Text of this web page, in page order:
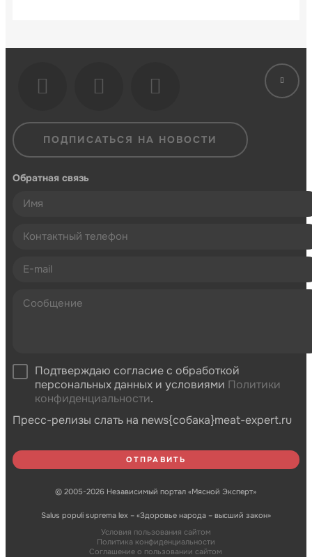
ПОДПИСАТЬСЯ НА НОВОСТИ
Обратная связь
Подтверждаю согласие с обработкой
персональных данных и условиями Политики
конфиденциальности.
Пресс-релизы слать на news{собака}meat-expert.ru
© 2005-2026 Независимый портал «Мясной Эксперт»
Salus populi suprema lex – «Здоровье народа – высший закон»
Условия пользования сайтом
Политика конфиденциальности
Соглашение о пользовании сайтом